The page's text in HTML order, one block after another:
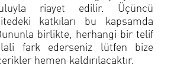
riayet edilir. Üçüncü
katkıları bu kapsamda
birlikte, herhangi bir telif
fark ederseniz lütfen bize
hemen kaldırılacaktır.